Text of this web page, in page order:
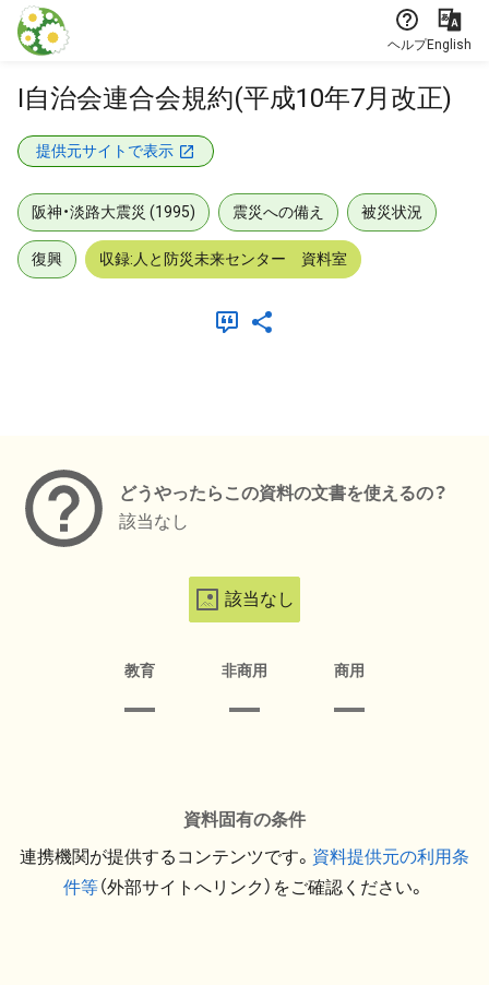
本文に飛ぶ
ヘルプEnglish
I自治会連合会規約(平成10年7月改正)
提供元サイトで表示
阪神・淡路大震災 (1995) 震災への備え 被災状況
復興 収録:人と防災未来センター 資料室
どうやったらこの資料の文書を使えるの？
該当なし
該当なし
教育 非商用 商用
資料固有の条件
連携機関が提供するコンテンツです。 資料提供元の利用条
件等（外部サイトへリンク）をご確認ください。